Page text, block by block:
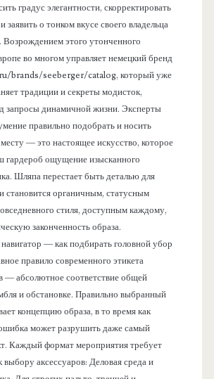
градус элегантности, скорректировать
заявить о тонком вкусе своего владельца
Возрождением этого утонченного
во многом управляет немецкий бренд
brands/seeberger/catalog, который уже
традиции и секреты модисток,
запросы динамичной жизни. Эксперты
правильно подобрать и носить
— это настоящее искусство, которое
гардероб ощущение изысканного
Шляпа перестает быть деталью для
становится органичным, статусным
стиля, доступным каждому,
законченность образа.
— как подбирать головной убор
правило современного этикета
— абсолютное соответствие общей
и обстановке. Правильно выбранный
концепцию образа, в то время как
может разрушить даже самый
Каждый формат мероприятия требует
выбору аксессуаров: Деловая среда и